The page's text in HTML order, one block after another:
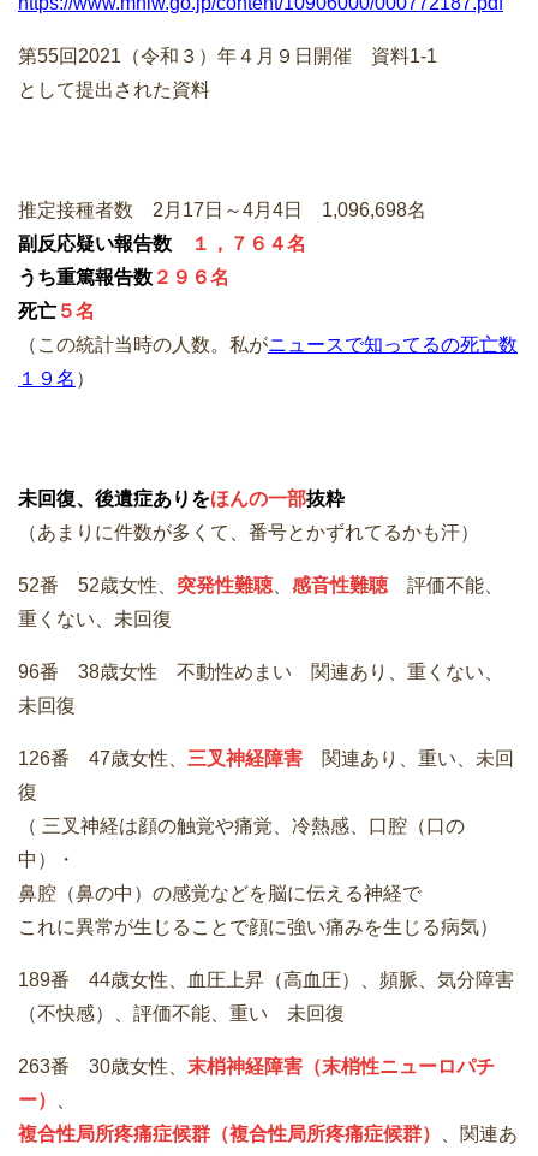
第55回2021（令和３）年４月９日開催 資料1-1
として提出された資料
推定接種者数 2月17日～4月4日 1,096,698名
副反応疑い報告数
１，７６４名
うち重篤報告数 ２９６名
死亡 ５名
（この統計当時の人数。私がニュースで知ってるの死亡数
１９名 ）
未回復、後遺症ありをほんの一部抜粋
（あまりに件数が多くて、番号とかずれてるかも汗）
52番 52歳女性、 突発性難聴、 感音性難聴評価不能、
重くない、未回復
96番 38歳女性 不動性めまい 関連あり、重くない、
未回復
126番 47歳女性、 三叉神経障害 関連あり、重い、未回
復
（ 三叉神経は顔の触覚や痛覚、冷熱感、口腔（口の
中）・
鼻腔（鼻の中）の感覚などを脳に伝える神経で
これに異常が生じることで顔に強い痛みを生じる病気）
189番 44歳女性、血圧上昇（高血圧）、頻脈、気分障害
（不快感）、評価不能、重い 未回復
263番 30歳女性、 末梢神経障害（末梢性ニューロパチ
ー）
複合性局所疼痛症候群（複合性局所疼痛症候群）
、関連あ